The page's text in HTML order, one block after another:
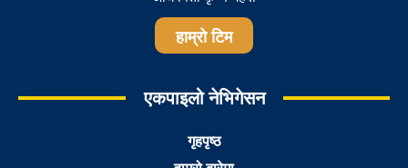
हाम्रो टिम
एकपाइलो नेभिगेसन
गृहपृष्ठ